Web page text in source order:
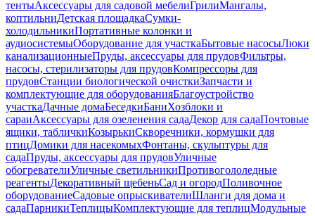
тентыАксессуары для садовой мебелиГрилиМангалы,
коптильниДетская площадкаСумки-
холодильникиПортативные колонки и
аудиосистемыОборудование для участкаБытовые насосыЛюки
канализационныеПруды, аксессуары для прудовФильтры,
насосы, стерилизаторы для прудовКомпрессоры для
прудовСтанции биологической очисткиЗапчасти и
комплектующие для оборудованияБлагоустройство
участкаДачные домаБеседкиБаниХозблоки и
сараиАксессуары для озеленения садаДекор для садаПочтовые
ящики, табличкиКозырькиСкворечники, кормушки для
птицДомики для насекомыхФонтаны, скульптуры для
садаПруды, аксессуары для прудовУличные
обогревателиУличные светильникиПротивогололедные
реагентыДекоративный щебеньСад и огородПоливочное
оборудованиеСадовые опрыскивателиШланги для дома и
садаПарникиТеплицыКомплектующие для теплицМодульные